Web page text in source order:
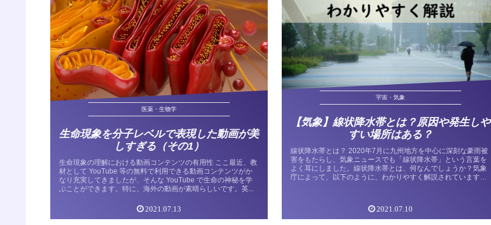
医薬・生物学
生命現象を分子レベルで表現した動画が美
しすぎる（その1）
生命現象の理解における動画コンテンツの有用性 ここ最近、教
材として YouTube 等の無料で利用できる動画コンテンツがか
なり充実してきましたが、そんな YouTube で生命の神秘を学
ぶことができます。特に、海外の動画が素晴らしいです。英...
2021.07.13
宇宙・気象
【気象】線状降水帯とは？原因や発生しや
すい場所はある？
線状降水帯とは？ 2020年7月に九州地方を中心に深刻な豪雨被
害をもたらし、気象ニュースでも「線状降水帯」という言葉を
よく耳にしました。線状降水帯とは、何なんでしょうか？気象
庁によって、以下のように、わかりやすく解説されています。
2021.07.10